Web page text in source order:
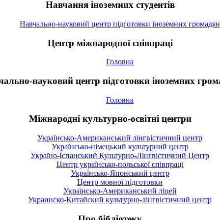
Навчання іноземних студентів
Навчально-науковий центр підготовки іноземних громадян
Центр міжнародної співпраці
Головна
науковий центр підготовки іноземних
Головна
Міжнародні культурно-освітні центри
Українсько-Американський лінгвістичний центр
Українсько-німецький культурний центр
Україно-Іспанський Культурно-Лінгвістичний Центр
Центр українсько-польської співпраці
Українсько-Японський центр
Центр мовної підготовки
Українсько-Американський ліцей
Украинско-Китайский культурно-лінгвістичний центр